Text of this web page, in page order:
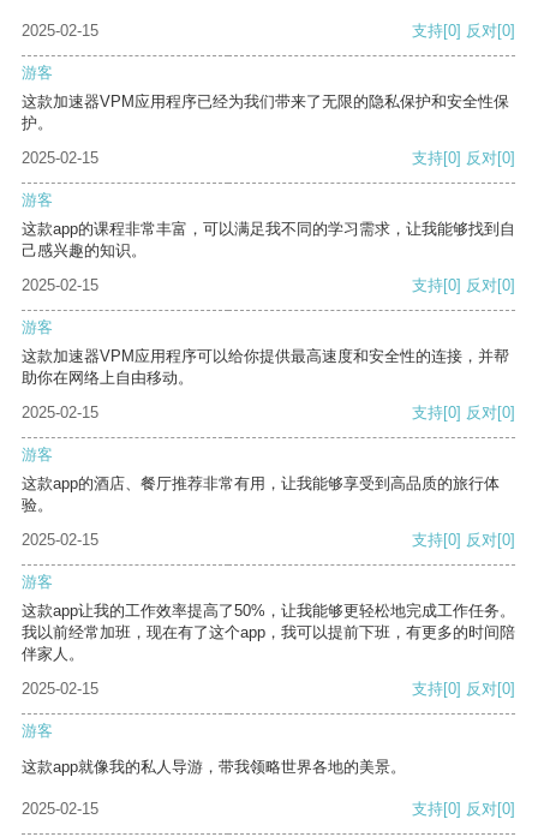
2025-02-15 支持[0] 反对[0]
游客
这款加速器VPM应用程序已经为我们带来了无限的隐私保护和安全性保
护。
2025-02-15
支持[0] 反对[0]
游客
这款app的课程非常丰富，可以满足我不同的学习需求，让我能够找到自
己感兴趣的知识。
2025-02-15
支持[0] 反对[0]
游客
这款加速器VPM应用程序可以给你提供最高速度和安全性的连接，并帮
助你在网络上自由移动。
2025-02-15
支持[0] 反对[0]
游客
这款app的酒店、餐厅推荐非常有用，让我能够享受到高品质的旅行体
验。
2025-02-15
支持[0] 反对[0]
游客
这款app让我的工作效率提高了50%，让我能够更轻松地完成工作任务。
我以前经常加班，现在有了这个app，我可以提前下班，有更多的时间陪
伴家人。
2025-02-15
支持[0] 反对[0]
游客
这款app就像我的私人导游，带我领略世界各地的美景。
2025-02-15 支持[0] 反对[0]